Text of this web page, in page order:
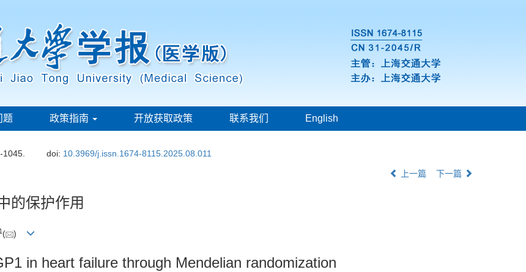
题 政策指南 开放获取政策 联系我们 English
1045. doi: 10.3969/j.issn.1674-8115.2025.08.011
上一篇 下一篇
的保护作用
1 ( )
in heart failure through Mendelian randomization